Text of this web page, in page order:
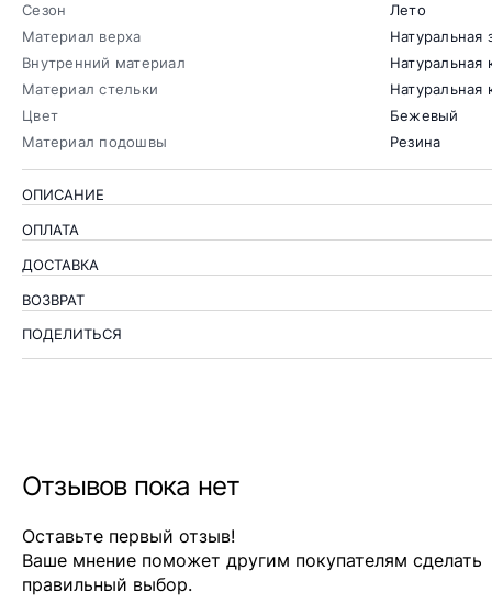
Сезон
Лето
Материал верха
Натуральная
Внутренний материал
Натуральная
Материал стельки
Натуральная
Цвет
Бежевый
Материал подошвы
Резина
ОПИСАНИЕ
ОПЛАТА
ДОСТАВКА
ВОЗВРАТ
ПОДЕЛИТЬСЯ
Отзывов пока нет
Оставьте первый отзыв!
Ваше мнение поможет другим покупателям сделать
правильный выбор.